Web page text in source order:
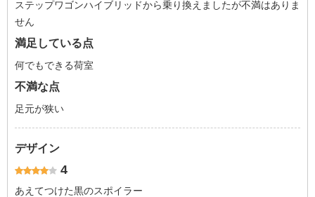
ステップワゴンハイブリッドから乗り換えましたが不満はありま
せん
満足している点
何でもできる荷室
不満な点
足元が狭い
デザイン
4
あえてつけた黒のスポイラー